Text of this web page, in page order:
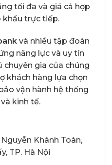
tối đa và giá cả hợp
khẩu trực tiếp.
và nhiều tập đoàn
năng lực và uy tín
chuyên gia của chúng
khách hàng lựa chọn
vận hành hệ thống
kinh tế.
Khánh Toàn,
TP. Hà Nội